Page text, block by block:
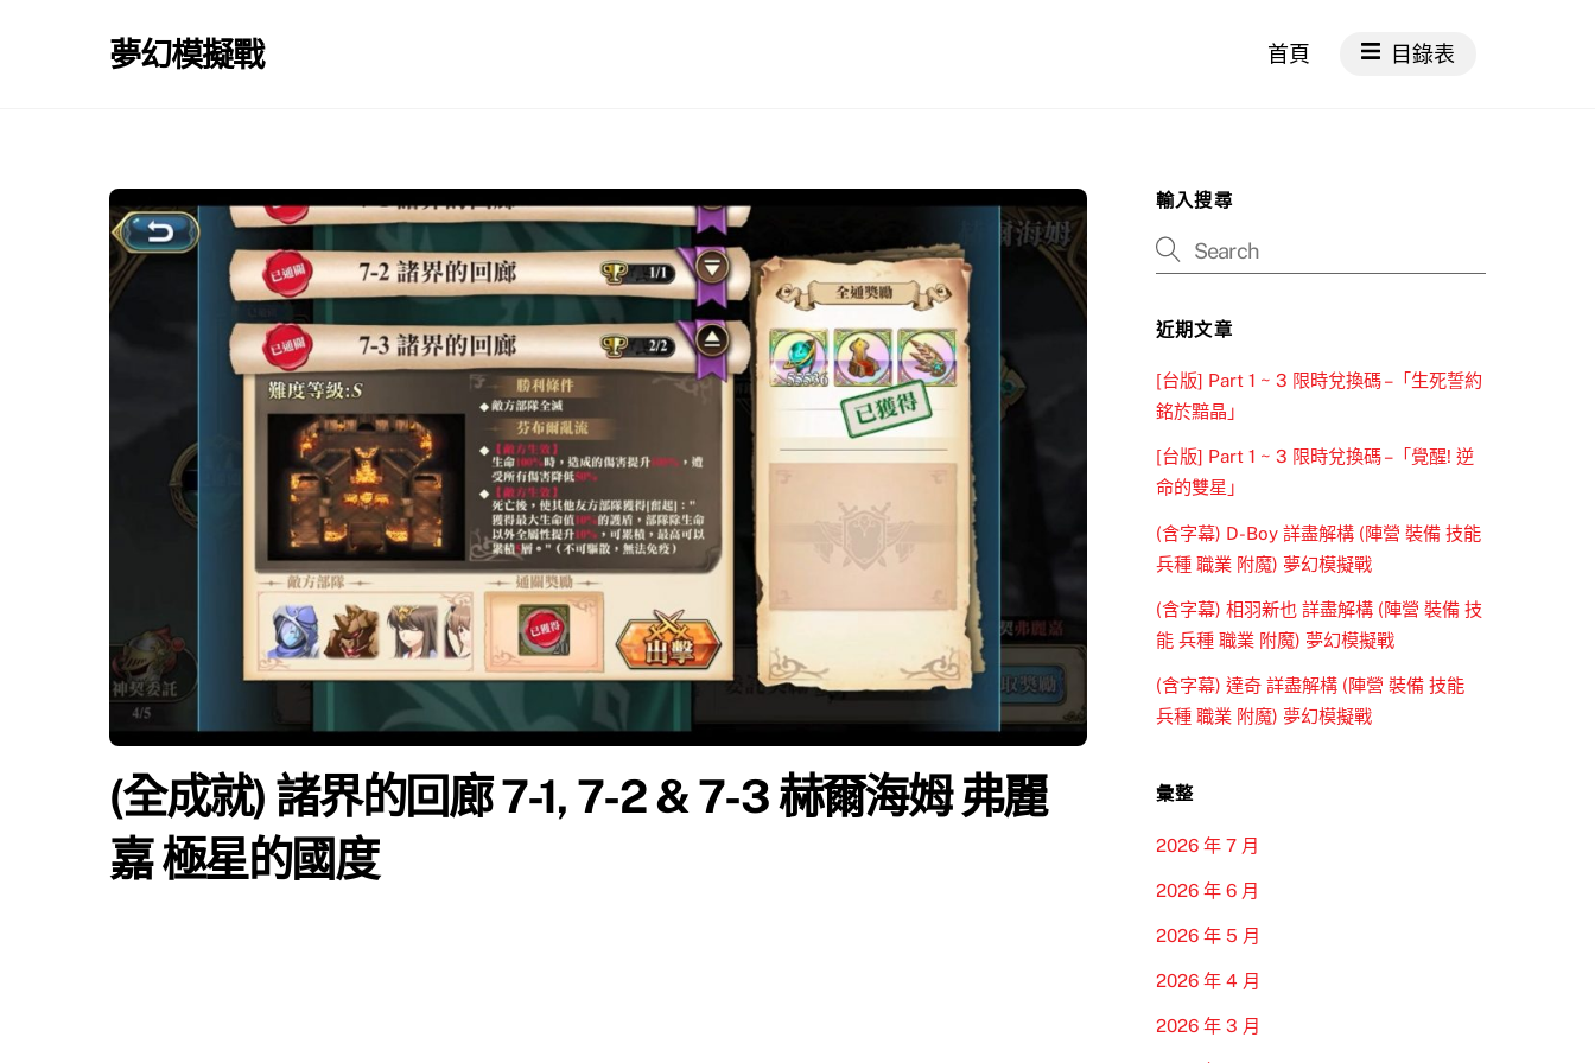
夢幻模擬戰 首頁 目錄表
(全成就) 諸界的回廊 7-1, 7-2 & 7-3 赫爾海姆 弗麗
嘉 極星的國度
輸入搜尋
近期文章
[台版] Part 1 ~ 3 限時兌換碼 –「生死誓約
銘於黯晶」
[台版] Part 1 ~ 3 限時兌換碼 –「覺醒! 逆
命的雙星」
(含字幕) D-Boy 詳盡解構 (陣營 裝備 技能
兵種 職業 附魔) 夢幻模擬戰
(含字幕) 相羽新也 詳盡解構 (陣營 裝備 技
能 兵種 職業 附魔) 夢幻模擬戰
(含字幕) 達奇 詳盡解構 (陣營 裝備 技能
兵種 職業 附魔) 夢幻模擬戰
彙整
2026 年 7 月
2026 年 6 月
2026 年 5 月
2026 年 4 月
2026 年 3 月